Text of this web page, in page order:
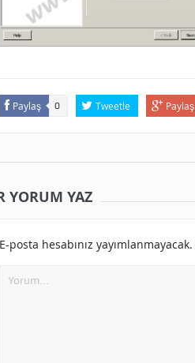
Paylaş 0 Tweetle Paylaş
YORUM YAZ
E-posta hesabınız yayımlanmayacak.